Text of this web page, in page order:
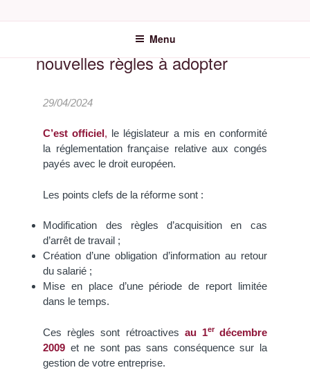
AUGEFI | AUDIT ET
EXPERTISE COMPTABLE
DANS L'HÉRAULT
Menu
Congés payés et maladie : les
nouvelles règles à adopter
29/04/2024
C’est officiel, le législateur a mis en conformité
la réglementation française relative aux congés
payés avec le droit européen.
Les points clefs de la réforme sont :
Modification des règles d’acquisition en cas
d’arrêt de travail ;
Création d’une obligation d’information au retour
du salarié ;
Mise en place d’une période de report limitée
dans le temps.
Ces règles sont rétroactives au 1er décembre
2009 et ne sont pas sans conséquence sur la
gestion de votre entreprise.